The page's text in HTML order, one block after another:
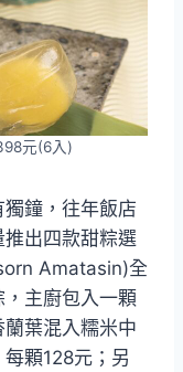
元(6入)
鐘，往年飯店
出四款甜粽選
Amatasin)全
主廚包入一顆
葉混入糯米中
顆128元；另